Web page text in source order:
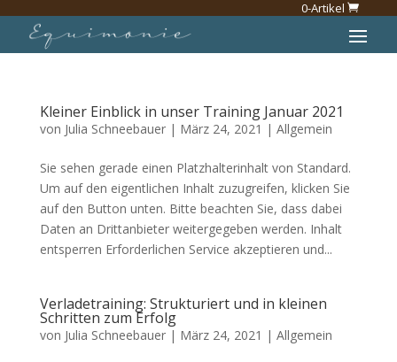
0-Artikel
Kleiner Einblick in unser Training Januar 2021
von Julia Schneebauer| März 24, 2021 | Allgemein
Sie sehen gerade einen Platzhalterinhalt von Standard.
Um auf den eigentlichen Inhalt zuzugreifen, klicken Sie
auf den Button unten. Bitte beachten Sie, dass dabei
Daten an Drittanbieter weitergegeben werden. Inhalt
entsperren Erforderlichen Service akzeptieren und...
Verladetraining: Strukturiert und in kleinen
Schritten zum Erfolg
von Julia Schneebauer| März 24, 2021 | Allgemein